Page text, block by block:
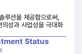
루션을 제공함으로써,
성과 사업성을 극대화
Status